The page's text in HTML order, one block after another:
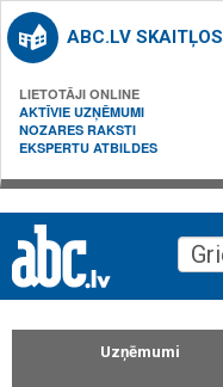
ABC.LV SKAITĻOS
LIETOTĀJI ONLINE
AKTĪVIE UZŅĒMUMI
NOZARES RAKSTI
EKSPERTU ATBILDES
Uzņēmumi